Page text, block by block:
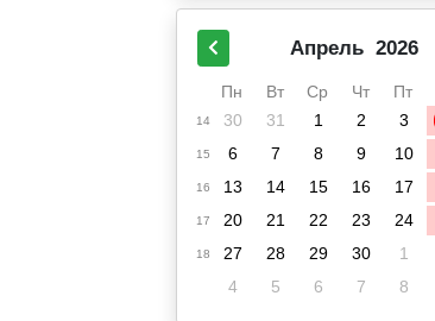
Апрель 2026
Пн Вт Ср Чт Пт
14 30 31 1 2 3
15 6 7 8 9 10
16 13 14 15 16 17
17 20 21 22 23 24
18 27 28 29 30 1
4
5 6 7 8